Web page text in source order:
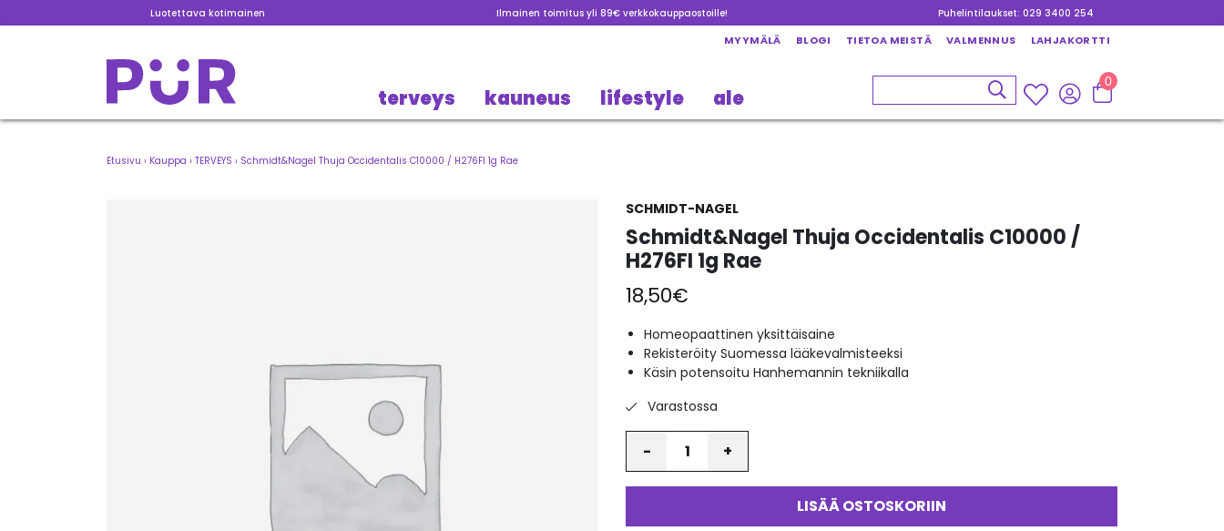
Luotettava kotimainen Ilmainen toimitus yli 89€ verkkokauppaostoille! Puhelintilaukset: 029 3400 254
MYYMÄLÄ BLOGI TIETOA MEISTÄ VALMENNUS LAHJAKORTTI
terveys kauneus lifestyle ale
0
Etusivu › Kauppa › TERVEYS › Schmidt&Nagel Thuja Occidentalis C10000 / H276FI 1g Rae
SCHMIDT-NAGEL
Schmidt&Nagel Thuja Occidentalis C10000 /
H276FI 1g Rae
18,50€
Homeopaattinen yksittäisaine
Rekisteröity Suomessa lääkevalmisteeksi
Käsin potensoitu Hanhemannin tekniikalla
Varastossa
LISÄÄ OSTOSKORIIN